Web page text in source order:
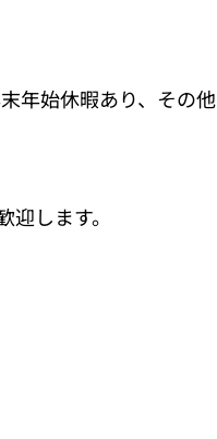
年始休暇あり、その他
します。